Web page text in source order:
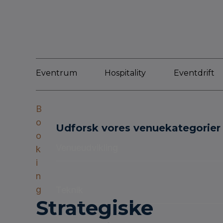
Eventrum Hospitality Eventdrift
B
o
o
k
i
n
g
Strategiske
Udforsk vores venuekategorier